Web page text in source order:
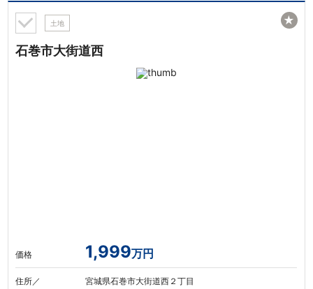
土地
石巻市大街道西
価格 1,999万円
住所／
宮城県石巻市大街道西２丁目
★